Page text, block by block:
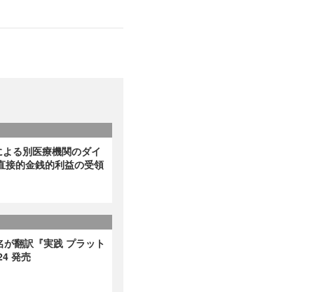
る別医療機関のダイ
接的金銭的利益の受領
翻訳『実践 プラット
発売